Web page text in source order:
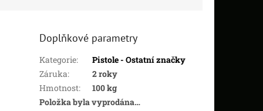
Doplňkové parametry
Kategorie:
Pistole - Ostatní značky
Záruka:
2 roky
Hmotnost:
100 kg
Položka byla vyprodána…